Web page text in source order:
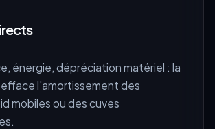
énergie, dépréciation matériel : la
l'amortissement des
mobiles ou des cuves